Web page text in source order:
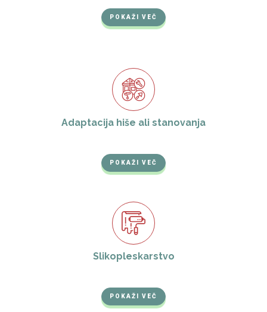
POKAŽI VEČ
Adaptacija hiše ali stanovanja
POKAŽI VEČ
Slikopleskarstvo
POKAŽI VEČ